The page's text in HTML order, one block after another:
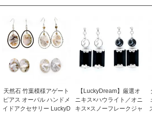
天然石 竹葉模様アゲート
ピアス オーバル ハンドメ
イドアクセサリー LuckyD
【LuckyDream】厳選オ
ニキス×ハウライト／オニ
キス×スノーフレークジャ